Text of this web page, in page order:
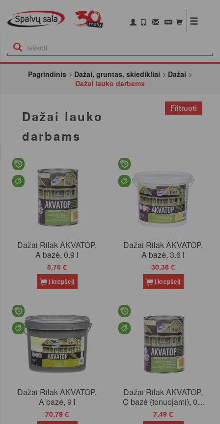
Pagrindinis Dažai, gruntas, skiedikliai
Dažai
Dažai lauko darbams
Dažai lauko
darbams
Filtruoti
Dažai Rilak AKVATOP,
A bazė, 0.9 l
8,76 €
Į krepšelį
Dažai Rilak AKVATOP,
A bazė, 3.6 l
30,38 €
Į krepšelį
Dažai Rilak AKVATOP,
A bazė, 9 l
70,79 €
Dažai Rilak AKVATOP,
C bazė (tonuojami), 0.9
l
7,49 €